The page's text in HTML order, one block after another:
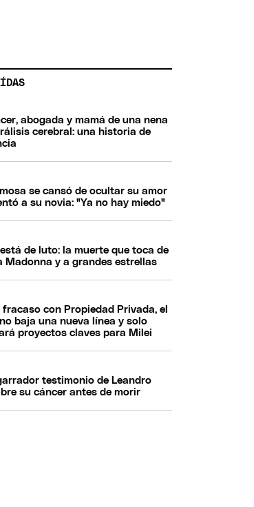
abogada y mamá de una nena
cerebral: una historia de
se cansó de ocultar su amor
a su novia: "Ya no hay miedo"
de luto: la muerte que toca de
Madonna y a grandes estrellas
fracaso con Propiedad Privada, el
baja una nueva línea y solo
proyectos claves para Milei
testimonio de Leandro
su cáncer antes de morir